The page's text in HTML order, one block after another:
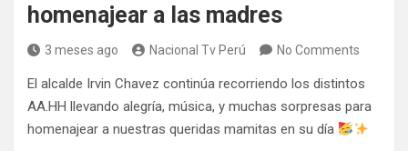
homenajear a las madres
3 meses ago Nacional Tv Perú No Comments
El alcalde Irvin Chavez continúa recorriendo los distintos
AA.HH llevando alegría, música, y muchas sorpresas para
homenajear a nuestras queridas mamitas en su día